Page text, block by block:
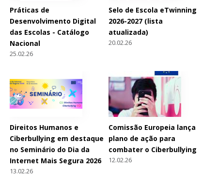
Práticas de
Desenvolvimento Digital
das Escolas - Catálogo
Nacional
25.02.26
Selo de Escola eTwinning
2026-2027 (lista
atualizada)
20.02.26
Direitos Humanos e
Ciberbullying em destaque
no Seminário do Dia da
Internet Mais Segura 2026
13.02.26
Comissão Europeia lança
plano de ação para
combater o Ciberbullying
12.02.26